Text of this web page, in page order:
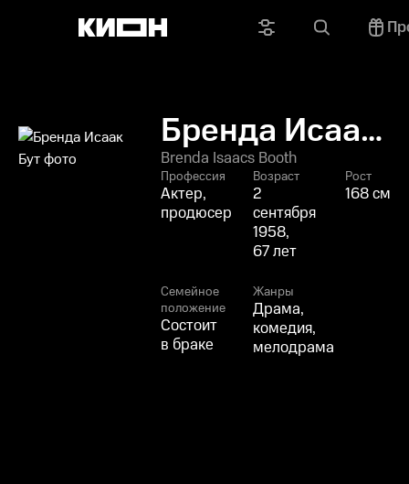
Бренда Исаак
Бут
Brenda Isaacs Booth
Профессия
Актер,
продюсер
Возраст
2
сентября
1958,
67 лет
Рост
168 см
Семейное
положение
Состоит
в браке
Жанры
Драма,
комедия,
мелодрама